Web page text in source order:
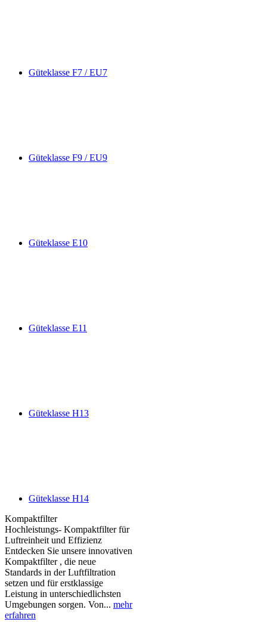
Güteklasse F7 / EU7
Güteklasse F9 / EU9
Güteklasse E10
Güteklasse E11
Güteklasse H13
Güteklasse H14
Kompaktfilter
Hochleistungs- Kompaktfilter für
Luftreinheit und Effizienz
Entdecken Sie unsere innovativen
Kompaktfilter , die neue
Standards in der Luftfiltration
setzen und für erstklassige
Leistung in unterschiedlichsten
Umgebungen sorgen. Von... mehr
erfahren